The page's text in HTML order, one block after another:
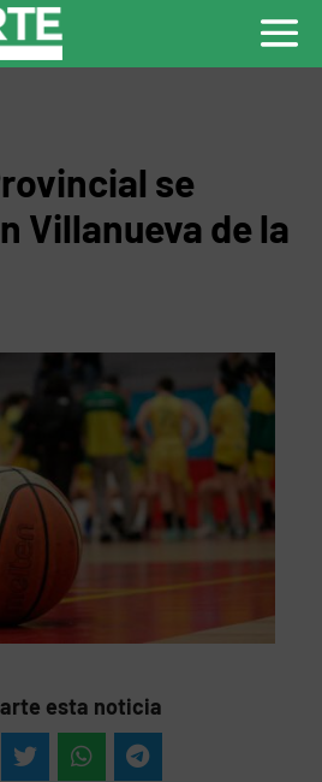
se
Villanueva de la
esta noticia